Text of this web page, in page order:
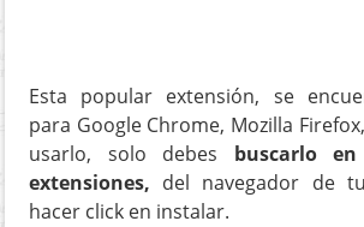
Esta popular extensión, se
para Google Chrome, Mozilla
usarlo, solo debes buscarlo
extensiones, del navegador de
hacer click en instalar.